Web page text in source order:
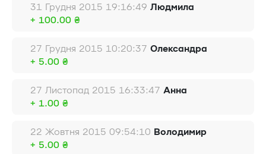
31 Грудня 2015 19:16:49 Людмила
+ 100.00 ₴
27 Грудня 2015 10:20:37 Олександра
+ 5.00 ₴
27 Листопад 2015 16:33:47 Анна
+ 1.00 ₴
22 Жовтня 2015 09:54:10 Володимир
+ 5.00 ₴